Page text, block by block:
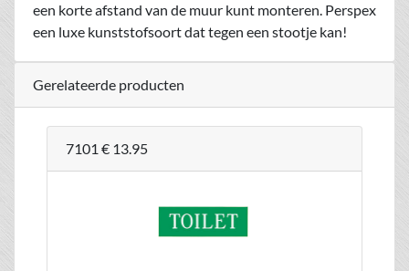
een korte afstand van de muur kunt monteren. Perspex
een luxe kunststofsoort dat tegen een stootje kan!
Gerelateerde producten
7101 € 13.95